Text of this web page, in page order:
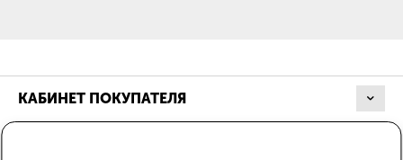
КАБИНЕТ ПОКУПАТЕЛЯ